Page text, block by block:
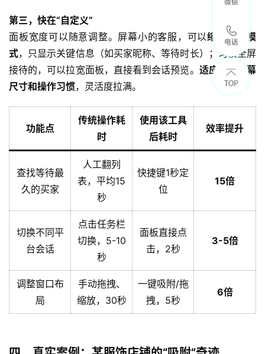
第三，快在“自定义”
面板宽度可以随意调整。屏幕小的客服，可以缩到极简模
式，只显示关键信息（如买家昵称、等待时长）；习惯全屏
接待的，可以拉宽面板，直接看到会话预览。 适应不同屏幕
尺寸和操作习惯，灵活度拉满。
功能点
传统操作耗
时
使用该工具
后耗时
效率提升
查找等待最
久的买家
人工翻列
表，平均15
秒
快捷键1秒定
位
15倍
切换不同平
台会话
点击任务栏
切换，5-10
秒
面板直接点
击，2秒
3-5倍
调整窗口布
局
手动拖拽、
缩放，30秒
一键吸附/拖
拽，5秒
6倍